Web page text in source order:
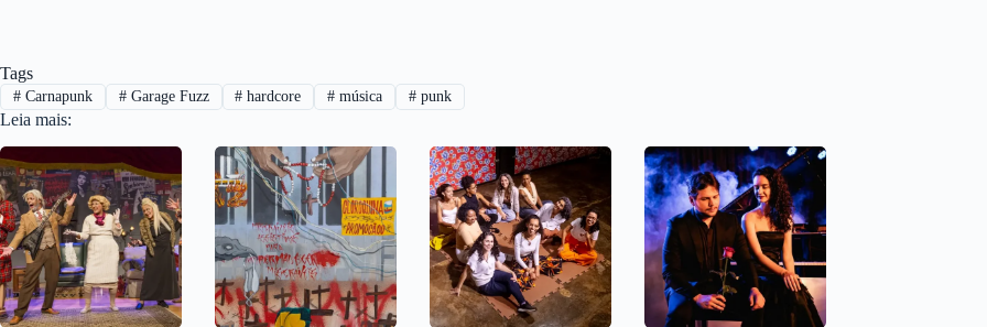
Tags
#Carnapunk #Garage Fuzz # hardcore # música # punk
Leia mais: